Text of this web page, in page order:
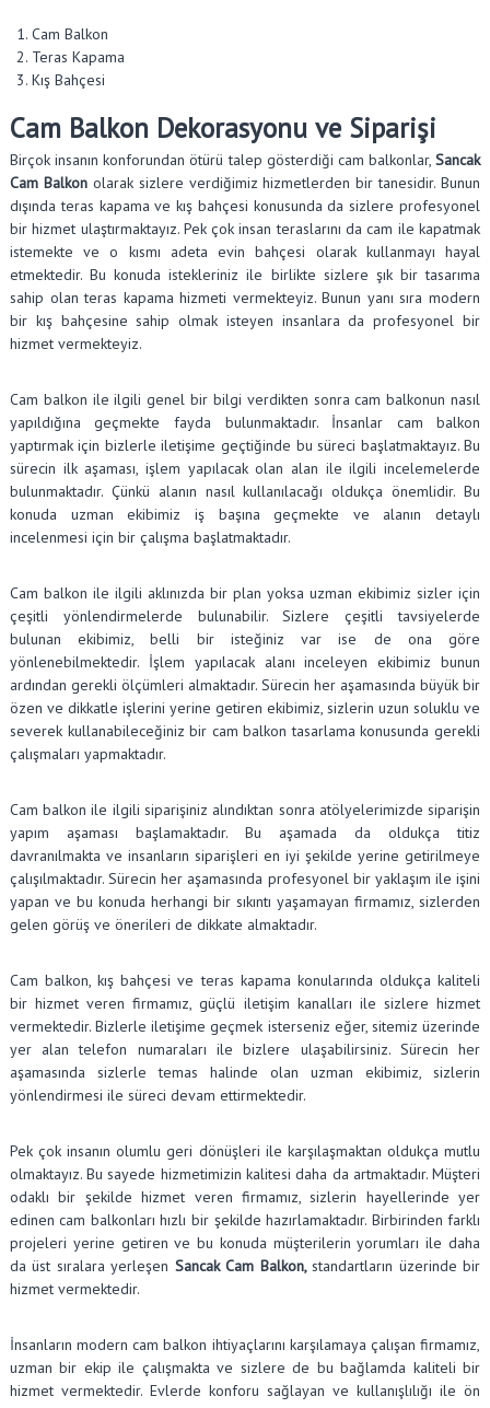
Cam Balkon
Teras Kapama
Kış Bahçesi
Cam Balkon Dekorasyonu ve Siparişi
Birçok insanın konforundan ötürü talep gösterdiği cam balkonlar,Sancak
Cam Balkonolarak sizlere verdiğimiz hizmetlerden bir tanesidir. Bunun
dışında teras kapama ve kış bahçesi konusunda da sizlere profesyonel
bir hizmet ulaştırmaktayız. Pek çok insan teraslarını da cam ile kapatmak
istemekte ve o kısmı adeta evin bahçesi olarak kullanmayı hayal
etmektedir. Bu konuda istekleriniz ile birlikte sizlere şık bir tasarıma
sahip olan teras kapama hizmeti vermekteyiz. Bunun yanı sıra modern
bir kış bahçesine sahip olmak isteyen insanlara da profesyonel bir
hizmet vermekteyiz.
Cam balkon ile ilgili genel bir bilgi verdikten sonra cam balkonun nasıl
yapıldığına geçmekte fayda bulunmaktadır. İnsanlar cam balkon
yaptırmak için bizlerle iletişime geçtiğinde bu süreci başlatmaktayız. Bu
sürecin ilk aşaması, işlem yapılacak olan alan ile ilgili incelemelerde
bulunmaktadır. Çünkü alanın nasıl kullanılacağı oldukça önemlidir. Bu
konuda uzman ekibimiz iş başına geçmekte ve alanın detaylı
incelenmesi için bir çalışma başlatmaktadır.
Cam balkon ile ilgili aklınızda bir plan yoksa uzman ekibimiz sizler için
çeşitli yönlendirmelerde bulunabilir. Sizlere çeşitli tavsiyelerde
bulunan ekibimiz, belli bir isteğiniz var ise de ona göre
yönlenebilmektedir. İşlem yapılacak alanı inceleyen ekibimiz bunun
ardından gerekli ölçümleri almaktadır. Sürecin her aşamasında büyük bir
özen ve dikkatle işlerini yerine getiren ekibimiz, sizlerin uzun soluklu ve
severek kullanabileceğiniz bir cam balkon tasarlama konusunda gerekli
çalışmaları yapmaktadır.
Cam balkon ile ilgili siparişiniz alındıktan sonra atölyelerimizde siparişin
yapım aşaması başlamaktadır. Bu aşamada da oldukça titiz
davranılmakta ve insanların siparişleri en iyi şekilde yerine getirilmeye
çalışılmaktadır. Sürecin her aşamasında profesyonel bir yaklaşım ile işini
yapan ve bu konuda herhangi bir sıkıntı yaşamayan firmamız, sizlerden
gelen görüş ve önerileri de dikkate almaktadır.
Cam balkon, kış bahçesi ve teras kapama konularında oldukça kaliteli
bir hizmet veren firmamız, güçlü iletişim kanalları ile sizlere hizmet
vermektedir. Bizlerle iletişime geçmek isterseniz eğer, sitemiz üzerinde
yer alan telefon numaraları ile bizlere ulaşabilirsiniz. Sürecin her
aşamasında sizlerle temas halinde olan uzman ekibimiz, sizlerin
yönlendirmesi ile süreci devam ettirmektedir.
Pek çok insanın olumlu geri dönüşleri ile karşılaşmaktan oldukça mutlu
olmaktayız. Bu sayede hizmetimizin kalitesi daha da artmaktadır. Müşteri
odaklı bir şekilde hizmet veren firmamız, sizlerin hayellerinde yer
edinen cam balkonları hızlı bir şekilde hazırlamaktadır. Birbirinden farklı
projeleri yerine getiren ve bu konuda müşterilerin yorumları ile daha
da üst sıralara yerleşen Sancak Cam Balkon,standartların üzerinde bir
hizmet vermektedir.
İnsanların modern cam balkon ihtiyaçlarını karşılamaya çalışan firmamız,
uzman bir ekip ile çalışmakta ve sizlere de bu bağlamda kaliteli bir
hizmet vermektedir. Evlerde konforu sağlayan ve kullanışlılığı ile ön